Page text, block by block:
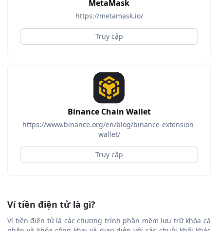
MetaMask
https://metamask.io/
Truy cập
Binance Chain Wallet
https://www.binance.org/en/blog/binance-extension-
wallet/
Truy cập
Ví tiền điện tử là gì?
Ví tiền điện tử là các chương trình phần mềm lưu trữ khóa cá